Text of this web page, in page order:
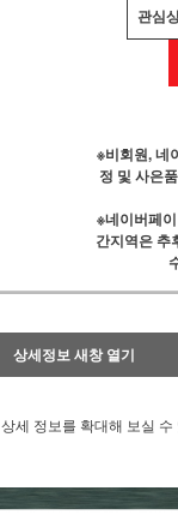
관심
※비회원, 네
정 및 사은
※네이버페
간지역은 추
상세정보 새창 열기
상세 정보를 확대해 보실 수